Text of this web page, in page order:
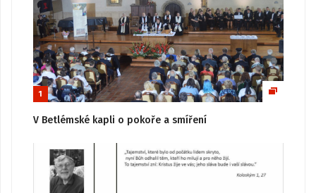
1
V Betlémské kapli o pokoře a smíření